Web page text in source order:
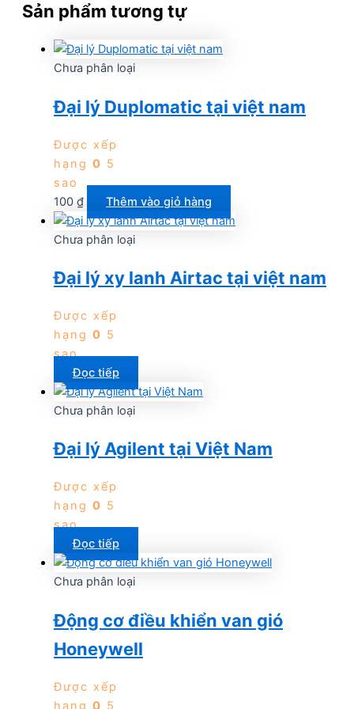
Sản phẩm tương tự
Chưa phân loại
Đại lý Duplomatic tại việt nam
Được xếp
hạng 0 5
sao
100 ₫ Thêm vào giỏ hàng
Chưa phân loại
Đại lý xy lanh Airtac tại việt nam
Được xếp
hạng 0 5
sao
Đọc tiếp
Chưa phân loại
Đại lý Agilent tại Việt Nam
Được xếp
hạng 0 5
sao
Đọc tiếp
Chưa phân loại
Động cơ điều khiển van gió
Honeywell
Được xếp
hạng 0 5